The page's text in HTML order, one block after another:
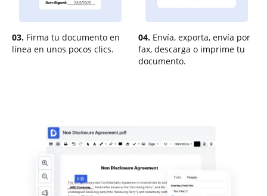
03. Firma tu documento en
línea en unos pocos clics.
04. Envía, exporta, envía por
fax, descarga o imprime tu
documento.